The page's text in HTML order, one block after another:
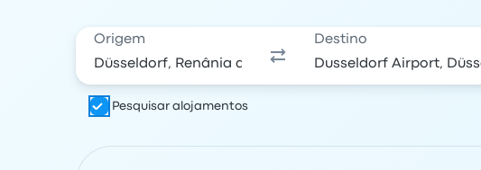
Origem Destino
Pesquisar alojamentos